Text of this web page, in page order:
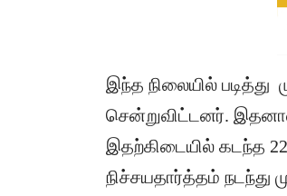
இந்த நிலையில்
சென்றுவிட்டனர்.
இதற்கிடையில் கடந்த
நிச்சயதார்த்தம்